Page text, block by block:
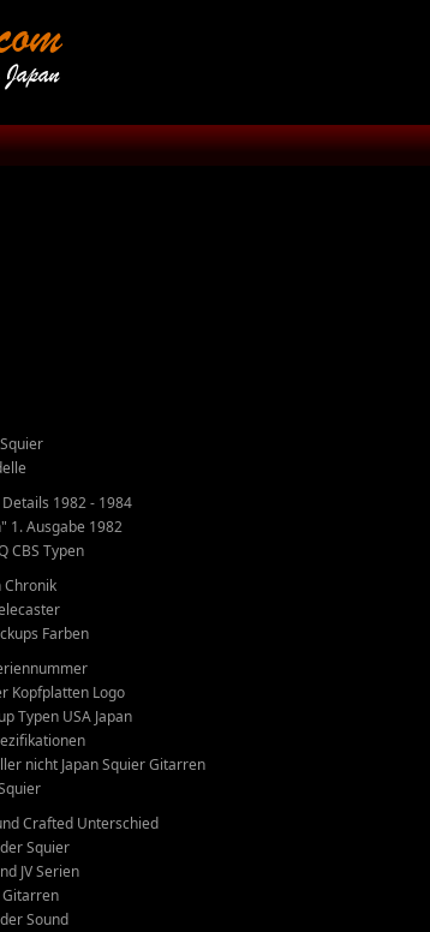
Details 1982 - 1984
1. Ausgabe 1982
CBS Typen
Chronik
Farben
Kopfplatten Logo
Typen USA Japan
nicht Japan Squier Gitarren
Crafted Unterschied
Squier
JV Serien
Sound